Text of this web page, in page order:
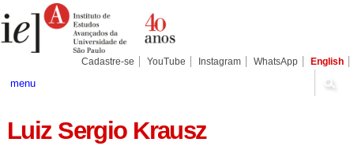
para
conteúdo.
Pessoais
Cadastre-se YouTube Instagram WhatsApp English
menu
Luiz Sergio Krausz